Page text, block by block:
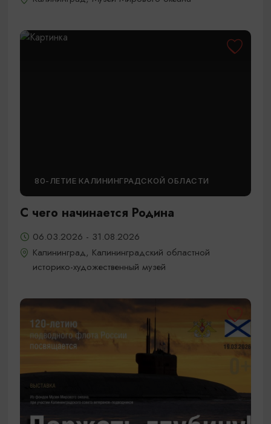
80-ЛЕТИЕ КАЛИНИНГРАДСКОЙ ОБЛАСТИ
С чего начинается Родина
06.03.2026 - 31.08.2026
Калининград, Калининградский областной
историко-художественный музей